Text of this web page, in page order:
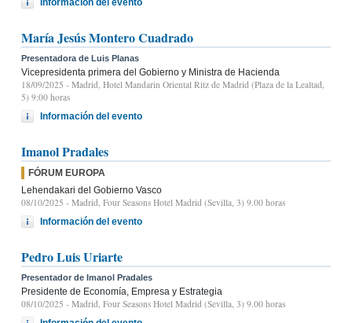
Información del evento
María Jesús Montero Cuadrado
Presentadora de Luis Planas
Vicepresidenta primera del Gobierno y Ministra de Hacienda
18/09/2025 - Madrid, Hotel Mandarin Oriental Ritz de Madrid (Plaza de la Lealtad,
5) 9:00 horas
Información del evento
Imanol Pradales
FÓRUM EUROPA
Lehendakari del Gobierno Vasco
08/10/2025 - Madrid, Four Seasons Hotel Madrid (Sevilla, 3) 9.00 horas
Información del evento
Pedro Luis Uriarte
Presentador de Imanol Pradales
Presidente de Economía, Empresa y Estrategia
08/10/2025 - Madrid, Four Seasons Hotel Madrid (Sevilla, 3) 9.00 horas